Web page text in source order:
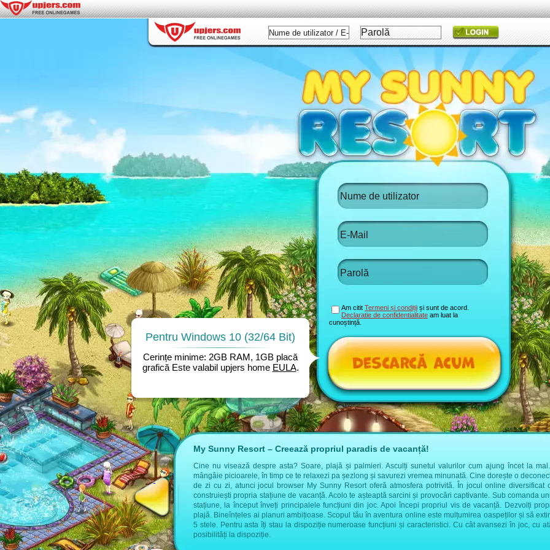
informații suplimentare:
de la upjers
My Sunny Resort – Creează propriul paradis de vacanță!
Cine nu visează despre asta? Soare, plajă și palmieri. Asculți sunetul valurilor cum ajung încet la
mângâie picioarele, în timp ce te relaxezi pa șezlong și savurezi vremea minunată. Cine dorește o
de zi cu zi, atunci jocul browser My Sunny Resort oferă atmosfera potrivită. În jocul online diversificat
construiești propria stațiune de vacanță. Acolo te așteaptă sarcini și provocări captivante. Sub comanda
stațiune, la început înveți principalele funcțiuni din joc. Apoi începi propriul vis de vacanță. Dezvolți
plajă. Bineînțeles ai planuri ambițioase. Scopul tău în aventura online este mulțumirea oaspeților și să
5 stele. Pentru asta îți stau la dispoziție numeroase funcțiuni și caracteristici. Cu cât avansezi în joc, cu
posibilități la dispoziție.
Am citit Termeni și condițiiși sunt de acord.
Declaratie de confidentialitateam luat la
cunoștință.
Pentru Windows 10 (32/64 Bit)
Cerințe minime: 2GB RAM, 1GB placă
grafică Este valabil upjers home EULA.